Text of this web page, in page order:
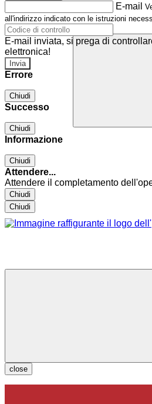
E-mail
all'indirizzo indicato con le istruzioni
E-mail inviata, si prega di
elettronica!
Errore
Chiudi
Successo
Chiudi
Informazione
Chiudi
Attendere...
Attendere il completamento
Chiudi
Chiudi
close